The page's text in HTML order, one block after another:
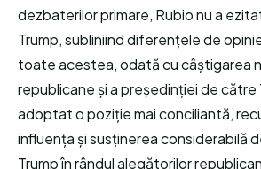
dezbaterilor primare, Rubio nu a
Trump, subliniind diferențele de
toate acestea, odată cu câștigarea
republicane și a președinției de către
adoptat o poziție mai conciliantă,
influența și susținerea considerabilă
Trump în rândul alegătorilor